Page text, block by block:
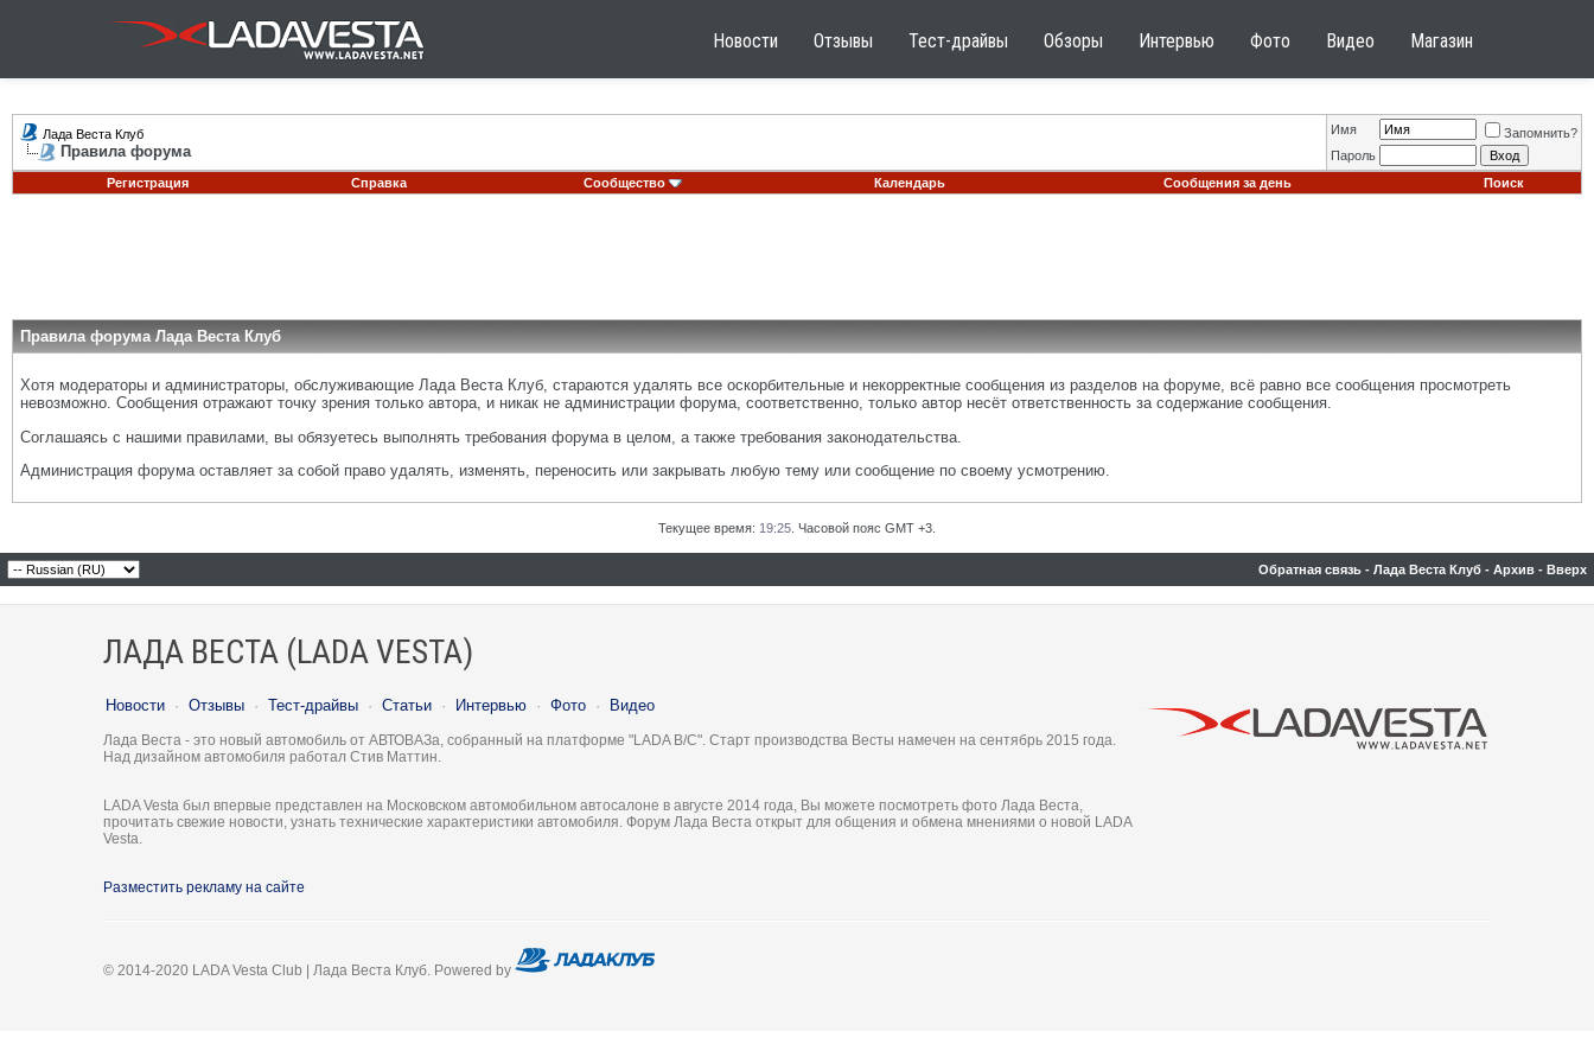
Новости Отзывы Тест-драйвы Обзоры Интервью Фото Видео Магазин
Лада Веста Клуб
Правила форума
Имя
Запомнить?
Пароль
Регистрация
Справка Сообщество Календарь Сообщения за день Поиск
Правила форума Лада Веста Клуб
Хотя модераторы и администраторы, обслуживающие Лада Веста Клуб, стараются удалять все оскорбительные и некорректные сообщения из разделов на форуме, всё равно все сообщения просмотреть
невозможно. Сообщения отражают точку зрения только автора, и никак не администрации форума, соответственно, только автор несёт ответственность за содержание сообщения.
Соглашаясь с нашими правилами, вы обязуетесь выполнять требования форума в целом, а также требования законодательства.
Администрация форума оставляет за собой право удалять, изменять, переносить или закрывать любую тему или сообщение по своему усмотрению.
Текущее время: 19:25 . Часовой пояс GMT +3.
Обратная связь - Лада Веста Клуб - Архив - Вверх
ЛАДА ВЕСТА (LADA VESTA)
Новости · Отзывы · Тест-драйвы · Статьи · Интервью · Фото · Видео
Лада Веста - это новый автомобиль от АВТОВАЗа, собранный на платформе "LADA B/C". Старт производства Весты намечен на сентябрь 2015 года.
Над дизайном автомобиля работал Стив Маттин.
LADA Vesta был впервые представлен на Московском автомобильном автосалоне в августе 2014 года, Вы можете посмотреть фото Лада Веста,
прочитать свежие новости, узнать технические характеристики автомобиля. Форум Лада Веста открыт для общения и обмена мнениями о новой LADA
Vesta.
Разместить рекламу на сайте
© 2014-2020 LADA Vesta Club | Лада Веста Клуб. Powered by